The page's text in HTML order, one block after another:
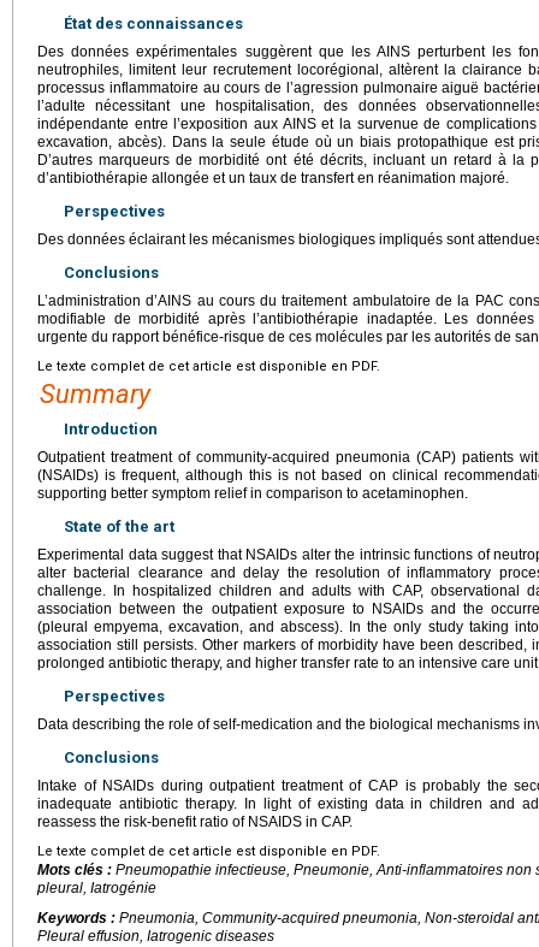
État des connaissances
Des données expérimentales suggèrent que les AINS perturbent les
neutrophiles, limitent leur recrutement locorégional, altèrent la clairance
processus inflammatoire au cours de l’agression pulmonaire aiguë
l’adulte nécessitant une hospitalisation, des données
indépendante entre l’exposition aux AINS et la survenue de
excavation, abcès). Dans la seule étude où un biais protopathique est
D’autres marqueurs de morbidité ont été décrits, incluant un retard à la
d’antibiothérapie allongée et un taux de transfert en réanimation majoré.
Perspectives
Des données éclairant les mécanismes biologiques impliqués sont
Conclusions
L’administration d’AINS au cours du traitement ambulatoire de la PAC
modifiable de morbidité après l’antibiothérapie inadaptée. Les
urgente du rapport bénéfice-risque de ces molécules par les autorités de
Le texte complet de cet article est disponible en PDF.
Summary
Introduction
Outpatient treatment of community-acquired pneumonia (CAP) patients
(NSAIDs) is frequent, although this is not based on clinical
supporting better symptom relief in comparison to acetaminophen.
State of the art
Experimental data suggest that NSAIDs alter the intrinsic functions of
alter bacterial clearance and delay the resolution of inflammatory
challenge. In hospitalized children and adults with CAP, observational
association between the outpatient exposure to NSAIDs and the
(pleural empyema, excavation, and abscess). In the only study taking
association still persists. Other markers of morbidity have been described,
prolonged antibiotic therapy, and higher transfer rate to an intensive care
Perspectives
Data describing the role of self-medication and the biological mechanisms
Conclusions
Intake of NSAIDs during outpatient treatment of CAP is probably the
inadequate antibiotic therapy. In light of existing data in children and
reassess the risk-benefit ratio of NSAIDS in CAP.
Le texte complet de cet article est disponible en PDF.
Mots clés : Pneumopathie infectieuse, Pneumonie, Anti-inflammatoires non
pleural, Iatrogénie
Keywords : Pneumonia, Community-acquired pneumonia, Non-steroidal
Pleural effusion, Iatrogenic diseases